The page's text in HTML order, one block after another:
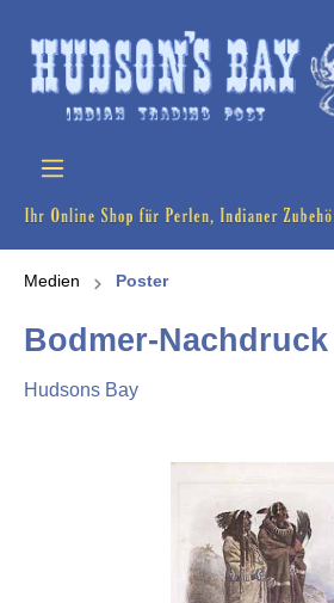
Medien Poster
Bodmer-Nachdruck
Hudsons Bay